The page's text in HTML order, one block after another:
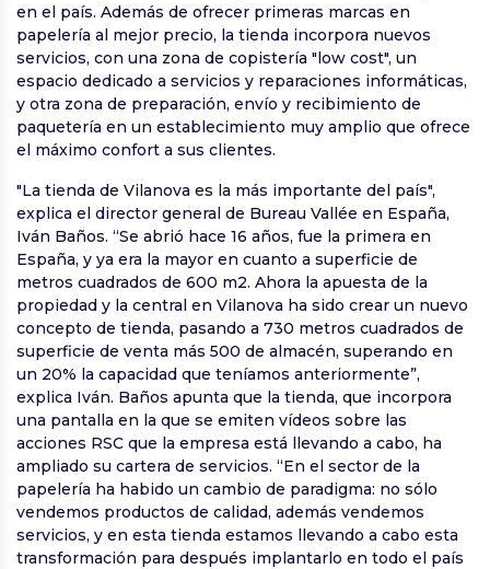
en el país. Además de ofrecer primeras marcas en
papelería al mejor precio, la tienda incorpora nuevos
servicios, con una zona de copistería "low cost", un
espacio dedicado a servicios y reparaciones informáticas,
y otra zona de preparación, envío y recibimiento de
paquetería en un establecimiento muy amplio que ofrece
el máximo confort a sus clientes.
"La tienda de Vilanova es la más importante del país",
explica el director general de Bureau Vallée en España,
Iván Baños. “Se abrió hace 16 años, fue la primera en
España, y ya era la mayor en cuanto a superficie de
metros cuadrados de 600 m2. Ahora la apuesta de la
propiedad y la central en Vilanova ha sido crear un nuevo
concepto de tienda, pasando a 730 metros cuadrados de
superficie de venta más 500 de almacén, superando en
un 20% la capacidad que teníamos anteriormente”,
explica Iván. Baños apunta que la tienda, que incorpora
una pantalla en la que se emiten vídeos sobre las
acciones RSC que la empresa está llevando a cabo, ha
ampliado su cartera de servicios. “En el sector de la
papelería ha habido un cambio de paradigma: no sólo
vendemos productos de calidad, además vendemos
servicios, y en esta tienda estamos llevando a cabo esta
transformación para después implantarlo en todo el país